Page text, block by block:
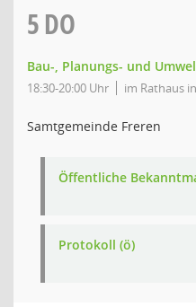
5DO
Bau-, Planungs- und
18:30-20:00 Uhr im Rathaus
Samtgemeinde Freren
Öffentliche
Protokoll (ö)